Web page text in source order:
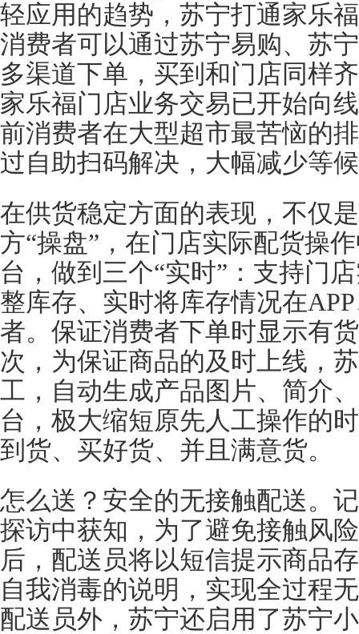
轻应用的趋势，苏宁打通家乐
消费者可以通过苏宁易购、苏
多渠道下单，买到和门店同样
家乐福门店业务交易已开始向
前消费者在大型超市最苦恼的
过自助扫码解决，大幅减少等
在供货稳定方面的表现，不仅
方“操盘”，在门店实际配货操
台，做到三个“实时”：支持门
整库存、实时将库存情况在
者。保证消费者下单时显示有
次，为保证商品的及时上线，
工，自动生成产品图片、简介
台，极大缩短原先人工操作的
到货、买好货、并且满意货。
怎么送？安全的无接触配送。
探访中获知，为了避免接触风
后，配送员将以短信提示商品
自我消毒的说明，实现全过程
配送员外，苏宁还启用了苏宁